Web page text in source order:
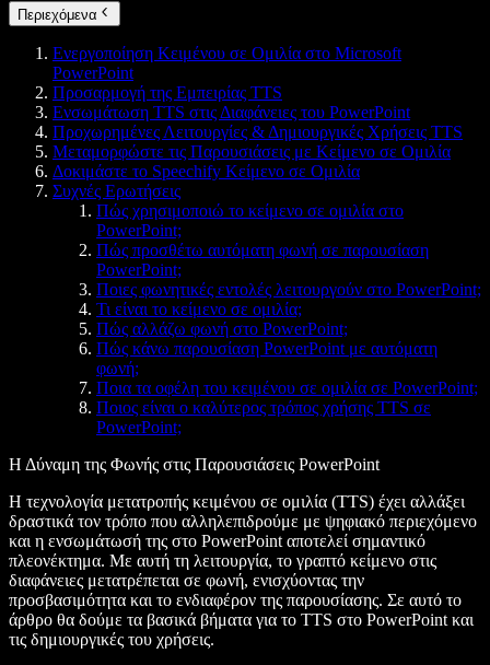
Περιεχόμενα
Ενεργοποίηση Κειμένου σε Ομιλία στο Microsoft
PowerPoint
Προσαρμογή της Εμπειρίας TTS
Ενσωμάτωση TTS στις Διαφάνειες του PowerPoint
Προχωρημένες Λειτουργίες & Δημιουργικές Χρήσεις TTS
Μεταμορφώστε τις Παρουσιάσεις με Κείμενο σε Ομιλία
Δοκιμάστε το Speechify Κείμενο σε Ομιλία
Συχνές Ερωτήσεις
Πώς χρησιμοποιώ το κείμενο σε ομιλία στο
PowerPoint;
Πώς προσθέτω αυτόματη φωνή σε παρουσίαση
PowerPoint;
Ποιες φωνητικές εντολές λειτουργούν στο PowerPoint;
Τι είναι το κείμενο σε ομιλία;
Πώς αλλάζω φωνή στο PowerPoint;
Πώς κάνω παρουσίαση PowerPoint με αυτόματη
φωνή;
Ποια τα οφέλη του κειμένου σε ομιλία σε PowerPoint;
Ποιος είναι ο καλύτερος τρόπος χρήσης TTS σε
PowerPoint;
Η Δύναμη της Φωνής στις Παρουσιάσεις PowerPoint
Η τεχνολογία μετατροπής κειμένου σε ομιλία (TTS) έχει αλλάξει
δραστικά τον τρόπο που αλληλεπιδρούμε με ψηφιακό περιεχόμενο
και η ενσωμάτωσή της στο PowerPoint αποτελεί σημαντικό
πλεονέκτημα. Με αυτή τη λειτουργία, το γραπτό κείμενο στις
διαφάνειες μετατρέπεται σε φωνή, ενισχύοντας την
προσβασιμότητα και το ενδιαφέρον της παρουσίασης. Σε αυτό το
άρθρο θα δούμε τα βασικά βήματα για το TTS στο PowerPoint και
τις δημιουργικές του χρήσεις.